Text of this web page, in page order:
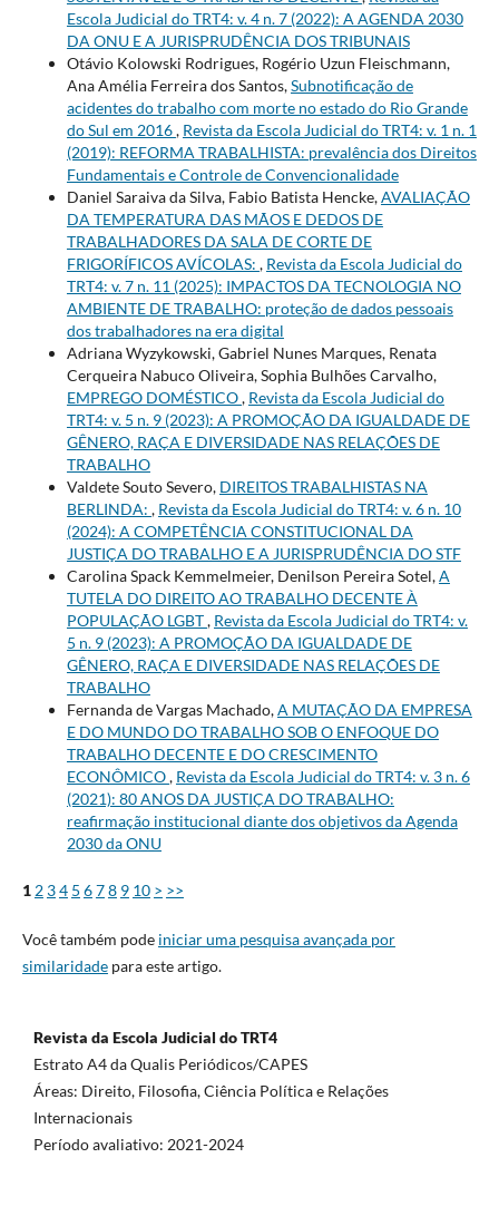
Escola Judicial do TRT4: v. 4 n. 7 (2022): A AGENDA 2030
DA ONU E A JURISPRUDÊNCIA DOS TRIBUNAIS
Otávio Kolowski Rodrigues, Rogério Uzun Fleischmann,
Ana Amélia Ferreira dos Santos,Subnotificação de
acidentes do trabalho com morte no estado do Rio Grande
do Sul em 2016, Revista da Escola Judicial do TRT4: v. 1 n. 1
(2019): REFORMA TRABALHISTA: prevalência dos Direitos
Fundamentais e Controle de Convencionalidade
Daniel Saraiva da Silva, Fabio Batista Hencke,AVALIAÇÃO
DA TEMPERATURA DAS MÃOS E DEDOS DE
TRABALHADORES DA SALA DE CORTE DE
FRIGORÍFICOS AVÍCOLAS: , Revista da Escola Judicial do
TRT4: v. 7 n. 11 (2025): IMPACTOS DA TECNOLOGIA NO
AMBIENTE DE TRABALHO: proteção de dados pessoais
dos trabalhadores na era digital
Adriana Wyzykowski, Gabriel Nunes Marques, Renata
Cerqueira Nabuco Oliveira, Sophia Bulhões Carvalho,
EMPREGO DOMÉSTICO, Revista da Escola Judicial do
TRT4: v. 5 n. 9 (2023): A PROMOÇÃO DA IGUALDADE DE
GÊNERO, RAÇA E DIVERSIDADE NAS RELAÇÕES DE
TRABALHO
Valdete Souto Severo, DIREITOS TRABALHISTAS NA
BERLINDA: , Revista da Escola Judicial do TRT4: v. 6 n. 10
(2024): A COMPETÊNCIA CONSTITUCIONAL DA
JUSTIÇA DO TRABALHO E A JURISPRUDÊNCIA DO STF
Carolina Spack Kemmelmeier, Denilson Pereira Sotel,A
TUTELA DO DIREITO AO TRABALHO DECENTE À
POPULAÇÃO LGBT, Revista da Escola Judicial do TRT4: v.
5 n. 9 (2023): A PROMOÇÃO DA IGUALDADE DE
GÊNERO, RAÇA E DIVERSIDADE NAS RELAÇÕES DE
TRABALHO
Fernanda de Vargas Machado,A MUTAÇÃO DA EMPRESA
E DO MUNDO DO TRABALHO SOB O ENFOQUE DO
TRABALHO DECENTE E DO CRESCIMENTO
ECONÔMICO, Revista da Escola Judicial do TRT4: v. 3 n. 6
(2021): 80 ANOS DA JUSTIÇA DO TRABALHO:
reafirmação institucional diante dos objetivos da Agenda
2030 da ONU
1 2 34 5 678 9 10 > >>
Você também pode iniciar uma pesquisa avançada por
similaridadepara este artigo.
Revista da Escola Judicial do TRT4
Estrato A4 da Qualis Periódicos/CAPES
Áreas: Direito, Filosofia, Ciência Política e Relações
Internacionais
Período avaliativo: 2021-2024